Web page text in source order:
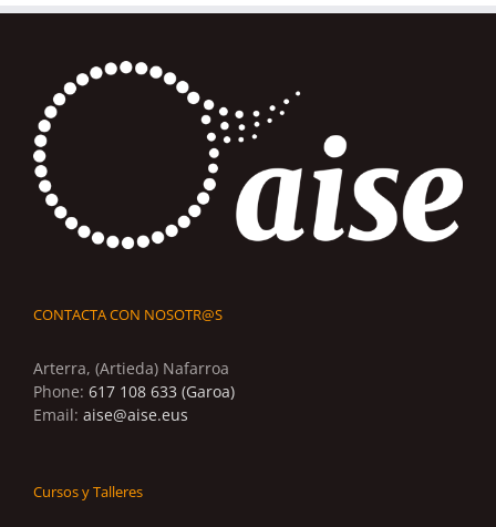
CONTACTA CON NOSOTR@S
Arterra, (Artieda) Nafarroa
Phone: 617 108 633 (Garoa)
Email: aise@aise.eus
Cursos y Talleres